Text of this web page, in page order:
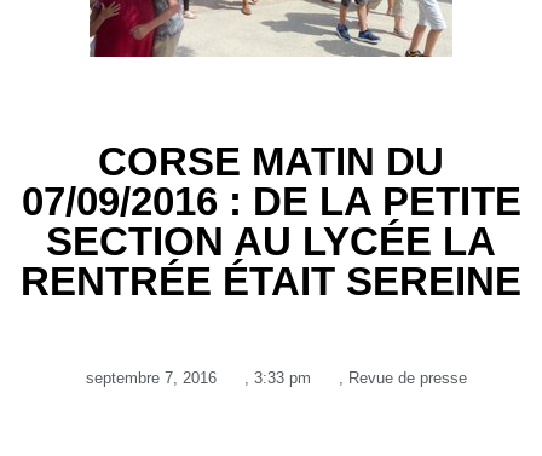
CORSE MATIN DU
07/09/2016 : DE LA PETITE
SECTION AU LYCÉE LA
RENTRÉE ÉTAIT SEREINE
septembre 7, 2016 , 3:33 pm , Revue de presse